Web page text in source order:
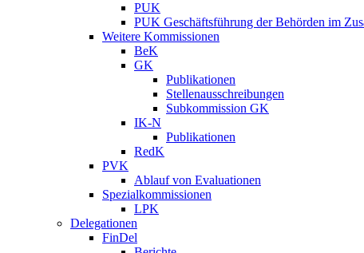
PUK
PUK Geschäftsführung der Behörden im
Weitere Kommissionen
BeK
GK
Publikationen
Stellenausschreibungen
Subkommission GK
IK-N
Publikationen
RedK
PVK
Ablauf von Evaluationen
Spezialkommissionen
LPK
Delegationen
FinDel